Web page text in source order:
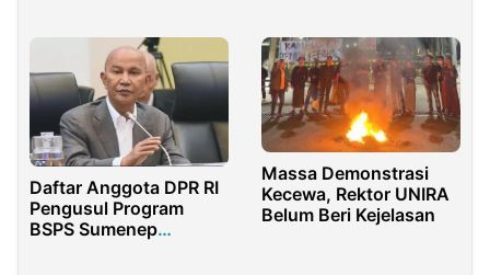
Daftar Anggota DPR RI
Pengusul Program
BSPS Sumenep
Massa Demonstrasi
Kecewa, Rektor UNIRA
Belum Beri Kejelasan